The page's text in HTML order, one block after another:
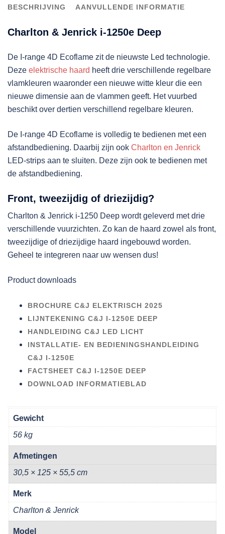
BESCHRIJVING AANVULLENDE INFORMATIE
Charlton & Jenrick i-1250e Deep
De I-range 4D Ecoflame zit de nieuwste Led technologie.
Deze elektrische haard heeft drie verschillende regelbare
vlamkleuren waaronder een nieuwe witte kleur die een
nieuwe dimensie aan de vlammen geeft. Het vuurbed
beschikt over dertien verschillend regelbare kleuren.
De I-range 4D Ecoflame is volledig te bedienen met een
afstandbediening. Daarbij zijn ook Charlton en Jenrick
LED-strips aan te sluiten. Deze zijn ook te bedienen met
de afstandbediening.
Front, tweezijdig of driezijdig?
Charlton & Jenrick i-1250 Deep wordt geleverd met drie
verschillende vuurzichten. Zo kan de haard zowel als front,
tweezijdige of driezijdige haard ingebouwd worden.
Geheel te integreren naar uw wensen dus!
Product downloads
BROCHURE C&J ELEKTRISCH 2025
LIJNTEKENING C&J I-1250E DEEP
HANDLEIDING C&J LED LICHT
INSTALLATIE- EN BEDIENINGSHANDLEIDING
C&J I-1250E
FACTSHEET C&J I-1250E DEEP
DOWNLOAD INFORMATIEBLAD
Gewicht
56 kg
Afmetingen
30,5 × 125 × 55,5 cm
Merk
Charlton & Jenrick
Model